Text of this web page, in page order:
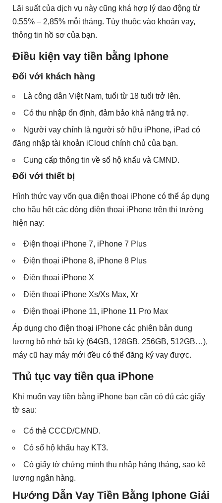
Lãi suất của dịch vụ này cũng khá hợp lý dao động từ
0,55% – 2,85% mỗi tháng. Tùy thuộc vào khoản vay,
thông tin hồ sơ của bạn.
Điều kiện vay tiền bằng Iphone
Đối với khách hàng
Là công dân Việt Nam, tuổi từ 18 tuổi trở lên.
Có thu nhập ổn định, đảm bảo khả năng trả nợ.
Người vay chính là người sở hữu iPhone, iPad có
đăng nhập tài khoản iCloud chính chủ của bạn.
Cung cấp thông tin về sổ hộ khẩu và CMND.
Đối với thiết bị
Hình thức vay vốn qua điện thoại iPhone có thể áp dụng
cho hầu hết các dòng điện thoại iPhone trên thị trường
hiện nay:
Điện thoại iPhone 7, iPhone 7 Plus
Điện thoại iPhone 8, iPhone 8 Plus
Điện thoại iPhone X
Điện thoại iPhone Xs/Xs Max, Xr
Điện thoại iPhone 11, iPhone 11 Pro Max
Áp dụng cho điện thoại iPhone các phiên bản dung
lượng bộ nhớ bất kỳ (64GB, 128GB, 256GB, 512GB…),
máy cũ hay máy mới đều có thể đăng ký vay được.
Thủ tục vay tiền qua iPhone
Khi muốn vay tiền bằng iPhone bạn cần có đủ các giấy
tờ sau:
Có thẻ CCCD/CMND.
Có sổ hộ khẩu hay KT3.
Có giấy tờ chứng minh thu nhập hàng tháng, sao kê
lương ngân hàng.
Hướng Dẫn Vay Tiền Bằng Iphone Giải